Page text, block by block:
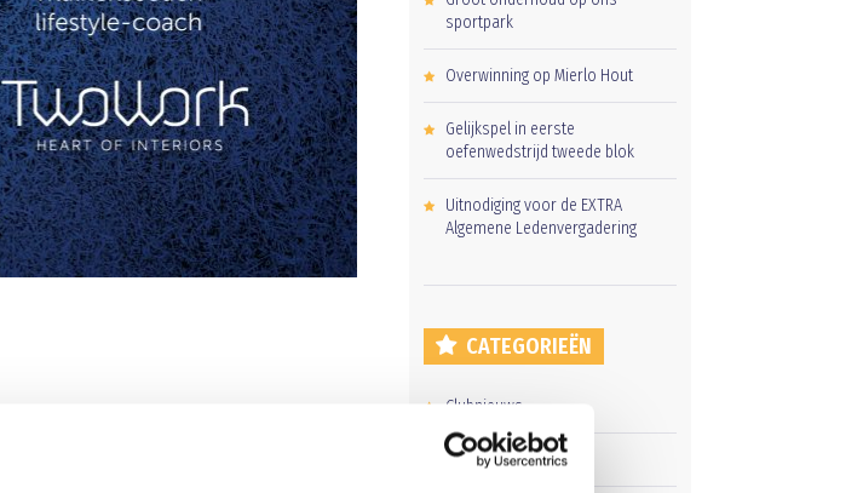
sportpark
Overwinning op Mierlo Hout
Gelijkspel in eerste
oefenwedstrijd tweede blok
Uitnodiging voor de EXTRA
Algemene Ledenvergadering
CATEGORIEËN
Clubnieuws
Senioren